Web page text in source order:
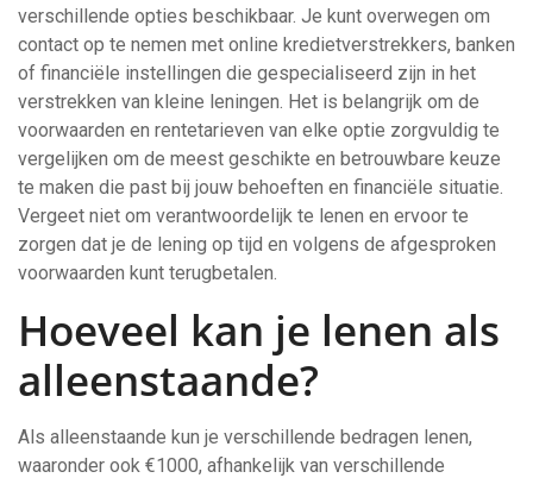
verschillende opties beschikbaar. Je kunt overwegen om
contact op te nemen met online kredietverstrekkers, banken
of financiële instellingen die gespecialiseerd zijn in het
verstrekken van kleine leningen. Het is belangrijk om de
voorwaarden en rentetarieven van elke optie zorgvuldig te
vergelijken om de meest geschikte en betrouwbare keuze
te maken die past bij jouw behoeften en financiële situatie.
Vergeet niet om verantwoordelijk te lenen en ervoor te
zorgen dat je de lening op tijd en volgens de afgesproken
voorwaarden kunt terugbetalen.
Hoeveel kan je lenen als
alleenstaande?
Als alleenstaande kun je verschillende bedragen lenen,
waaronder ook €1000, afhankelijk van verschillende